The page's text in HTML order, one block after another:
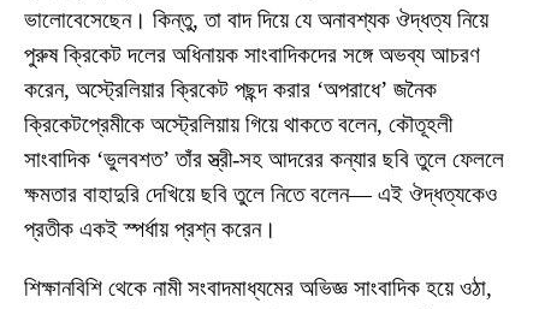
ভালোবেসেছেন। কিন্তু, তা বাদ দিয়ে যে অনাবশ্যক ঔদ্ধত্য নিয়ে
পুরুষ ক্রিকেট দলের অধিনায়ক সাংবাদিকদের সঙ্গে অভব্য আচরণ
করেন, অস্ট্রেলিয়ার ক্রিকেট পছন্দ করার ‘অপরাধে’ জনৈক
ক্রিকেটপ্রেমীকে অস্ট্রেলিয়ায় গিয়ে থাকতে বলেন, কৌতূহলী
সাংবাদিক ‘ভুলবশত’ তাঁর স্ত্রী-সহ আদরের কন্যার ছবি তুলে ফেললে
ক্ষমতার বাহাদুরি দেখিয়ে ছবি তুলে নিতে বলেন— এই ঔদ্ধত্যকেও
প্রতীক একই স্পর্ধায় প্রশ্ন করেন।
শিক্ষানবিশি থেকে নামী সংবাদমাধ্যমের অভিজ্ঞ সাংবাদিক হয়ে ওঠা,